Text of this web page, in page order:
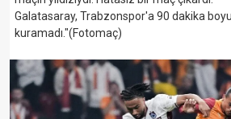
Galatasaray, Trabzonspor'a 90 dakika
kuramadı."(Fotomaç)